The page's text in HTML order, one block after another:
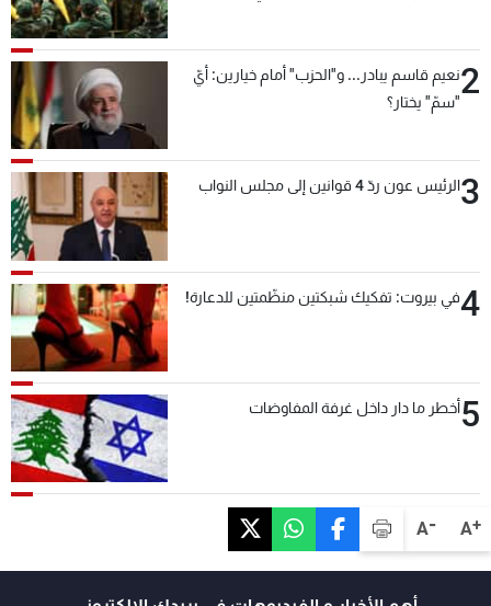
A+
A-
2نعيم قاسم يبادر... و"الحزب" أمام خيارين: أيّ
"سمّ" يختار؟
3الرئيس عون ردّ 4 قوانين إلى مجلس النواب
4في بيروت: تفكيك شبكتين منظّمتين للدعارة!
5أخطر ما دار داخل غرفة المفاوضات